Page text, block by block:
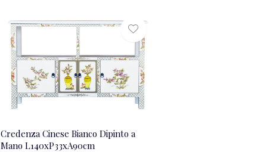
Credenza Cinese Bianco Dipinto a
Mano L140xP33xA90cm